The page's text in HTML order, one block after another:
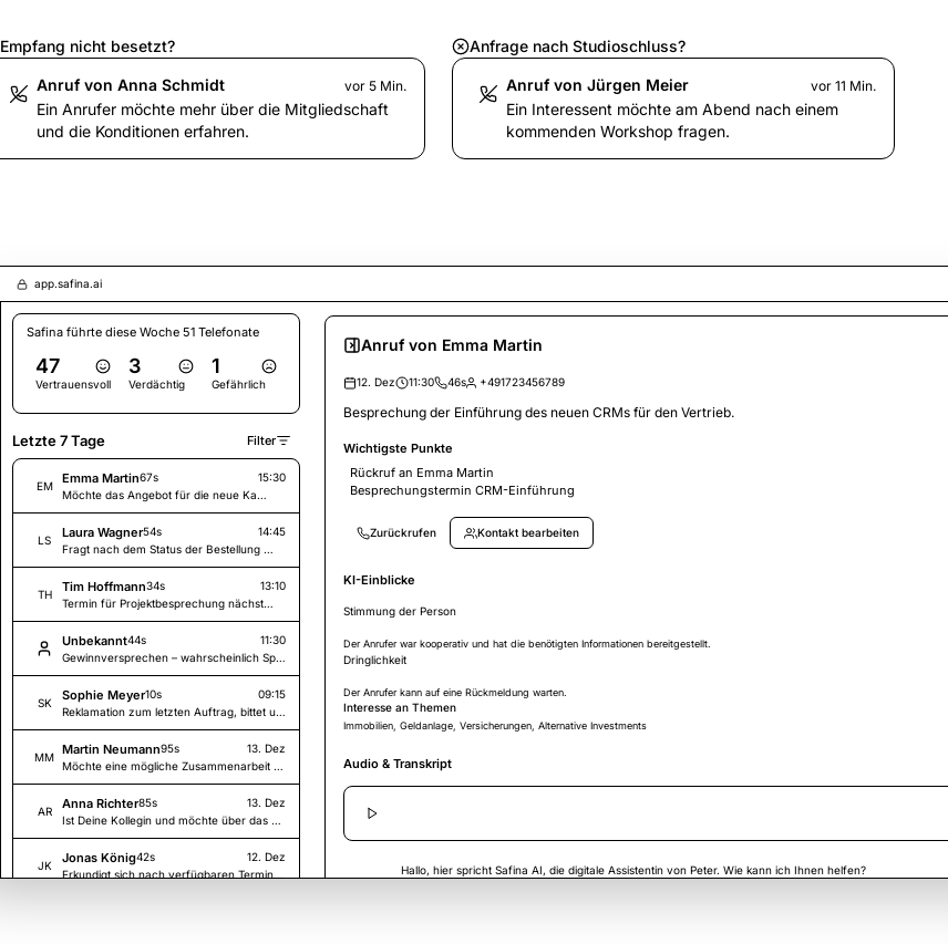
Empfang nicht besetzt?
Anruf von Anna Schmidt vor 5 Min.
Ein Anrufer möchte mehr über die Mitgliedschaft
und die Konditionen erfahren.
Anfrage nach Studioschluss?
Anruf von Jürgen Meier vor 11 Min.
Ein Interessent möchte am Abend nach einem
kommenden Workshop fragen.
app.safina.ai
Safina führte diese Woche 51 Telefonate
47
Vertrauensvoll
3
Verdächtig
1
Gefährlich
Letzte 7 Tage Filter
EM Emma Martin67s
15:30
Möchte das Angebot für die neue Kampagne besprechen und hat Fragen zum Zeitplan.
LS Laura Wagner54s
14:45
Fragt nach dem Status der Bestellung und wann die Lieferung kommt.
TH Tim Hoffmann34s
13:10
Termin für Projektbesprechung nächste Woche vereinbaren.
Unbekannt44s
11:30
Gewinnversprechen – wahrscheinlich Spam.
SK Sophie Meyer10s
09:15
Reklamation zum letzten Auftrag, bittet um Rückruf.
MM Martin Neumann95s
13. Dez
Möchte eine mögliche Zusammenarbeit besprechen.
AR Anna Richter85s
13. Dez
Ist Deine Kollegin und möchte über das Projekt sprechen.
JK Jonas König42s
12. Dez
Erkundigt sich nach verfügbaren Terminen nächste Woche.
Anruf von Emma Martin
12. Dez 11:30 46s +491723456789
Besprechung der Einführung des neuen CRMs für den Vertrieb.
Wichtigste Punkte
Rückruf an Emma Martin
Besprechungstermin CRM-Einführung
Zurückrufen Kontakt bearbeiten
KI-Einblicke
Stimmung der Person
Der Anrufer war kooperativ und hat die benötigten Informationen bereitgestellt.
Dringlichkeit
Der Anrufer kann auf eine Rückmeldung warten.
Interesse an Themen
Immobilien, Geldanlage, Versicherungen, Alternative Investments
Audio & Transkript
Hallo, hier spricht Safina AI, die digitale Assistentin von Peter. Wie kann ich Ihnen helfen?